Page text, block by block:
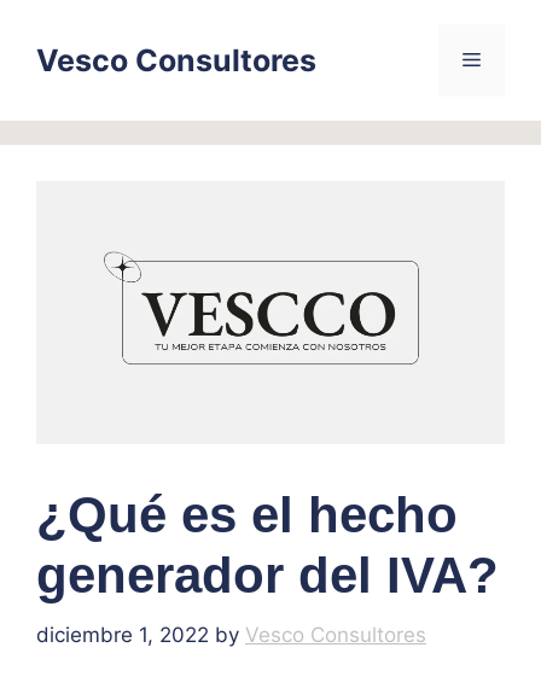
contentVesco Consultores Menu
¿Qué es el hecho
generador del IVA?
diciembre 1, 2022 by Vesco Consultores